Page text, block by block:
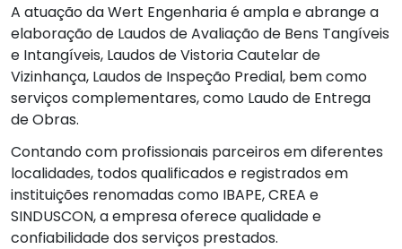
A atuação da Wert Engenharia é ampla e abrange a
elaboração de Laudos de Avaliação de Bens Tangíveis
e Intangíveis, Laudos de Vistoria Cautelar de
Vizinhança, Laudos de Inspeção Predial, bem como
serviços complementares, como Laudo de Entrega
de Obras.
Contando com profissionais parceiros em diferentes
localidades, todos qualificados e registrados em
instituições renomadas como IBAPE, CREA e
SINDUSCON, a empresa oferece qualidade e
confiabilidade dos serviços prestados.